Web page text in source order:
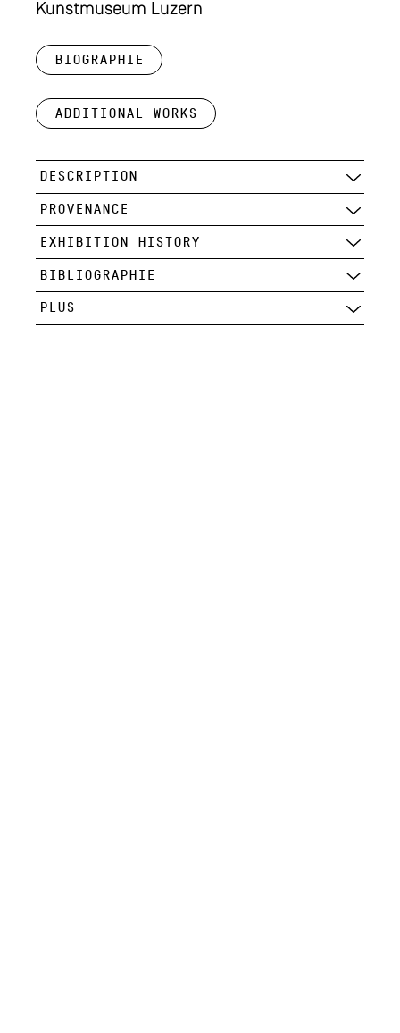
Kunstmuseum Luzern
Biographie
Additional works
DESCRIPTION
PROVENANCE
EXHIBITION HISTORY
BIBLIOGRAPHIE
PLUS